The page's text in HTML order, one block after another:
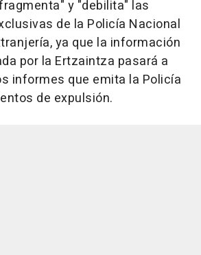
y "debilita" las
de la Policía Nacional
ya que la información
por la Ertzaintza pasará a
informes que emita la Policía
de expulsión.